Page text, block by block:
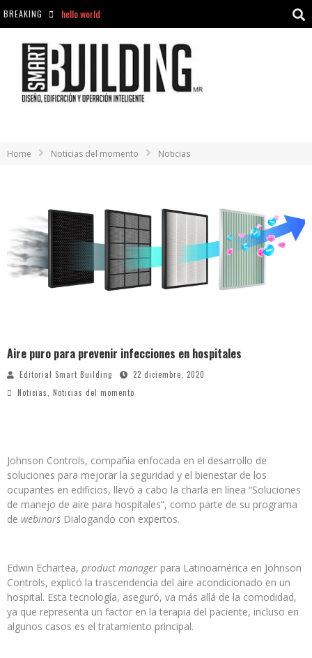
BREAKING
hello world
Home Noticias del momento Noticias
Aire puro para prevenir infecciones en hospitales
Editorial Smart Building
22 diciembre, 2020
Noticias, Noticias del momento
Johnson Controls, compañía enfocada en el desarrollo de
soluciones para mejorar la seguridad y el bienestar de los
ocupantes en edificios, llevó a cabo la charla en línea “Soluciones
de manejo de aire para hospitales”, como parte de su programa
de webinars Dialogando con expertos.
Edwin Echartea, product manager para Latinoamérica en Johnson
Controls, explicó la trascendencia del aire acondicionado en un
hospital. Esta tecnología, aseguró, va más allá de la comodidad,
ya que representa un factor en la terapia del paciente, incluso en
algunos casos es el tratamiento principal.